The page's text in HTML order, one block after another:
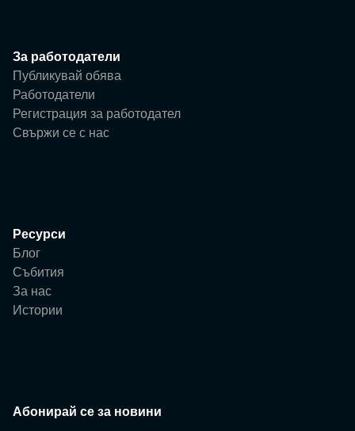
За работодатели
Публикувай обява
Работодатели
Регистрация за работодател
Свържи се с нас
Ресурси
Блог
Събития
За нас
Истории
Абонирай се за новини